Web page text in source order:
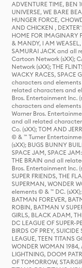
ADVENTURE TIME, BEN
UNIVERSE, WE BARE
HUNGER FORCE,
AND CHICKEN ,
HOME FOR IMAGINARY
& MANDY, I AM
SAMURAI JACK and all
Cartoon Network (sXX);
Network (sXX); THE
WACKY RACES, SPACE
characters and
related characters and
Bros. Entertainment Inc.
characters and
Warner Bros.
and all related
Co. (sXX); TOM AND
© & ™ Turner
(sXX); BUGS BUNNY
SPACE JAM, SPACE
THE BRAIN and all
Bros. Entertainment Inc.
SUPER FRIENDS, THE
SUPERMAN, WONDER
elements © & ™ DC.
BATMAN FOREVER,
ROBIN, BATMAN V
GIRLS, BLACK ADAM,
DC LEAGUE OF SUPER-
BIRDS OF PREY,
LEAGUE, TEEN TITANS
WONDER WOMAN 1984,
LIGHTNING, DOOM
OF TOMORROW,